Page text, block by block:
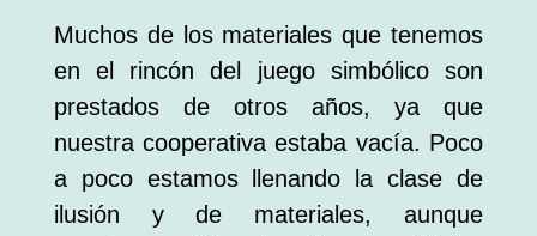
Muchos de los materiales que tenemos
en el rincón del juego simbólico son
prestados de otros años, ya que
nuestra cooperativa estaba vacía. Poco
a poco estamos llenando la clase de
ilusión y de materiales, aunque